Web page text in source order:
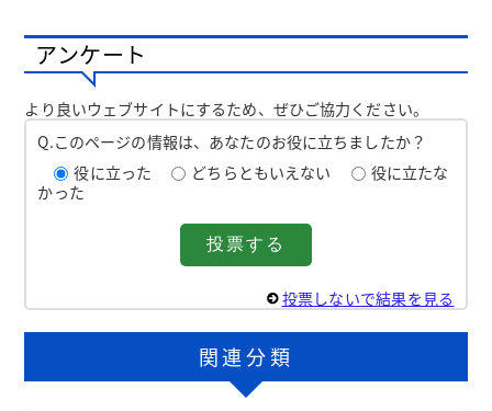
アンケート
より良いウェブサイトにするため、ぜひご協力ください。
Q.このページの情報は、あなたのお役に立ちましたか？
役に立った
どちらともいえない
役に立たな
かった
投票しないで結果を見る
関連分類